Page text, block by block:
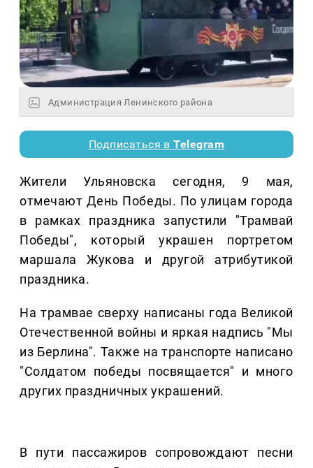
Администрация Ленинского района
Подписаться вTelegram
Жители Ульяновска сегодня, 9 мая,
отмечают День Победы. По улицам города
в рамках праздника запустили "Трамвай
Победы", который украшен портретом
маршала Жукова и другой атрибутикой
праздника.
На трамвае сверху написаны года Великой
Отечественной войны и яркая надпись "Мы
из Берлина". Также на транспорте написано
"Солдатом победы посвящается" и много
других праздничных украшений.
В пути пассажиров сопровождают песни